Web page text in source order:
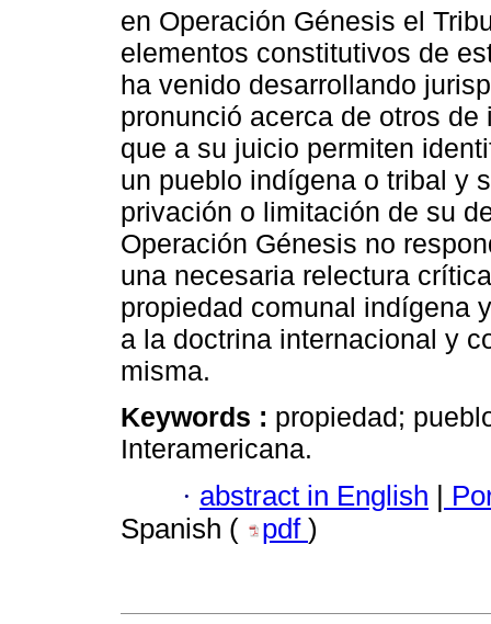
en Operación Génesis el
elementos constitutivos de
ha venido desarrollando
pronunció acerca de otros
que a su juicio permiten
un pueblo indígena o tribal y
privación o limitación de su
Operación Génesis no
una necesaria relectura
propiedad comunal indígena
a la doctrina internacional y
misma.
Keywords : propiedad;
Interamericana.
· abstract in English |
Spanish (
pdf )